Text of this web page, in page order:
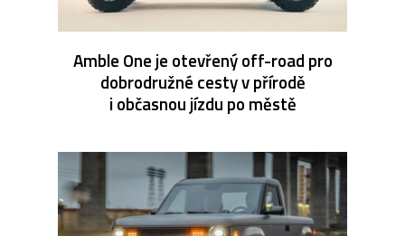
Amble One je otevřený off-road pro
dobrodružné cesty v přírodě
i občasnou jízdu po městě